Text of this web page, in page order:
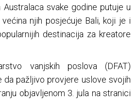
svake godine putuje u
njih posjećuje Bali, koji je i
destinacija za kreatore
vanjskih poslova (DFAT)
da pažljivo provjere uslove svojih
objavljenom 3. jula na stranici